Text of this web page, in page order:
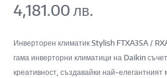
4,181.00лв.
Инверторен климатик Stylish FTXA35A /
гама инверторни климатици на Daikin
креативност, създавайки най-